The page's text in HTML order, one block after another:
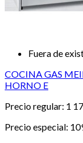
Fuera de
COCINA GAS
HORNO E
Precio regular: 1
Precio especial: